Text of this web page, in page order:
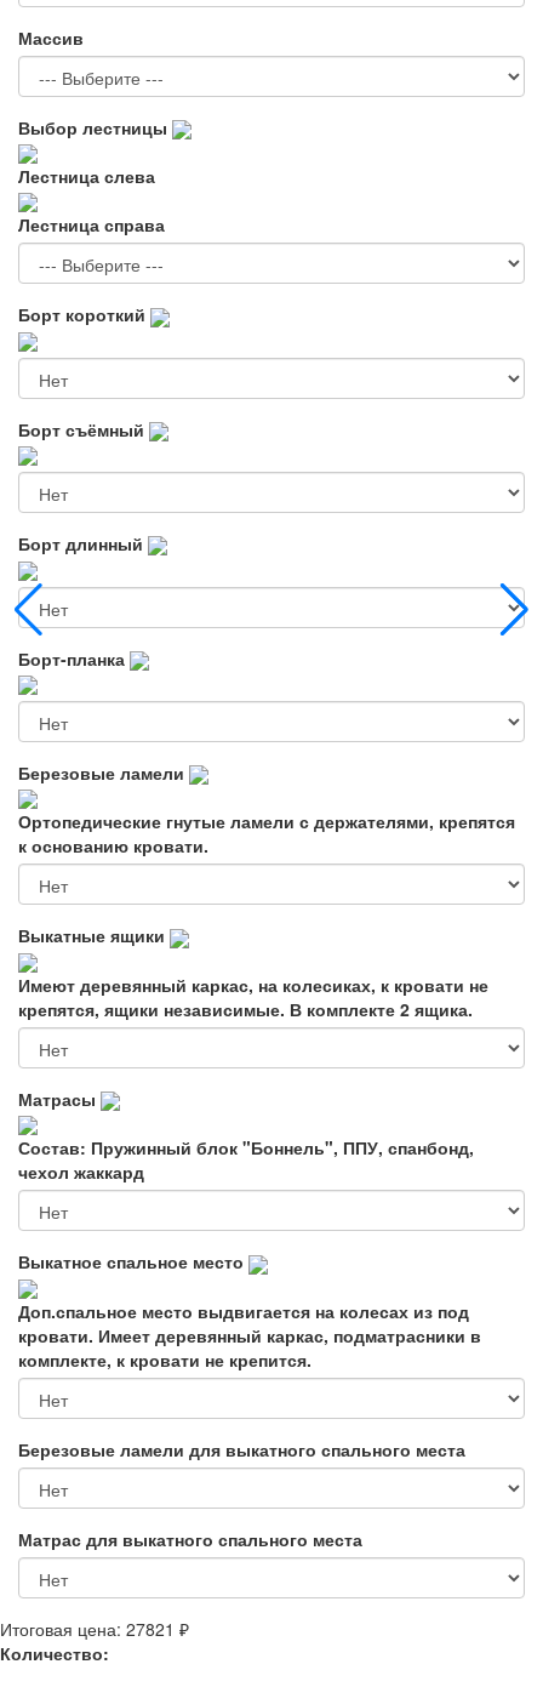
Массив
Выбор лестницы
Лестница слева
Лестница справа
Борт короткий
Борт съёмный
Борт длинный
Борт-планка
Березовые ламели
Ортопедические гнутые ламели с держателями, крепятся
к основанию кровати.
Выкатные ящики
Имеют деревянный каркас, на колесиках, к кровати не
крепятся, ящики независимые. В комплекте 2 ящика.
Матрасы
Состав: Пружинный блок "Боннель", ППУ, спанбонд,
чехол жаккард
Выкатное спальное место
Доп.спальное место выдвигается на колесах из под
кровати. Имеет деревянный каркас, подматрасники в
комплекте, к кровати не крепится.
Березовые ламели для выкатного спального места
Матрас для выкатного спального места
Итоговая цена: 27821 ₽
Количество: